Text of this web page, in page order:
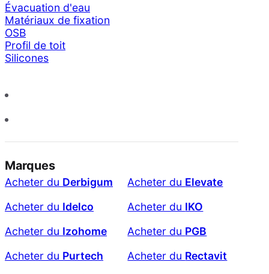
Évacuation d'eau
Matériaux de fixation
OSB
Profil de toit
Silicones
Marques
Acheter du Derbigum Acheter du Elevate
Acheter du Idelco Acheter du IKO
Acheter du Izohome Acheter du PGB
Acheter du Purtech Acheter du Rectavit